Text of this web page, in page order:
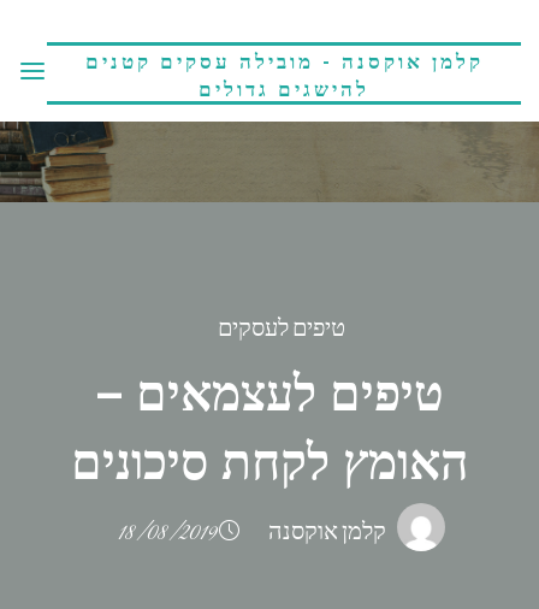
קלמן אוקסנה - מובילה עסקים קטנים
להישגים גדולים
טיפים לעסקים
טיפים לעצמאים –
האומץ לקחת סיכונים
קלמן אוקסנה 18/08/2019